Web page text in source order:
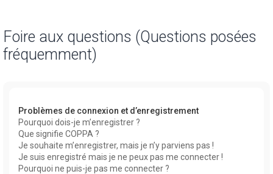
Foire aux questions (Questions posées
fréquemment)
Problèmes de connexion et d’enregistrement
Pourquoi dois-je m’enregistrer ?
Que signifie COPPA ?
Je souhaite m’enregistrer, mais je n’y parviens pas !
Je suis enregistré mais je ne peux pas me connecter !
Pourquoi ne puis-je pas me connecter ?